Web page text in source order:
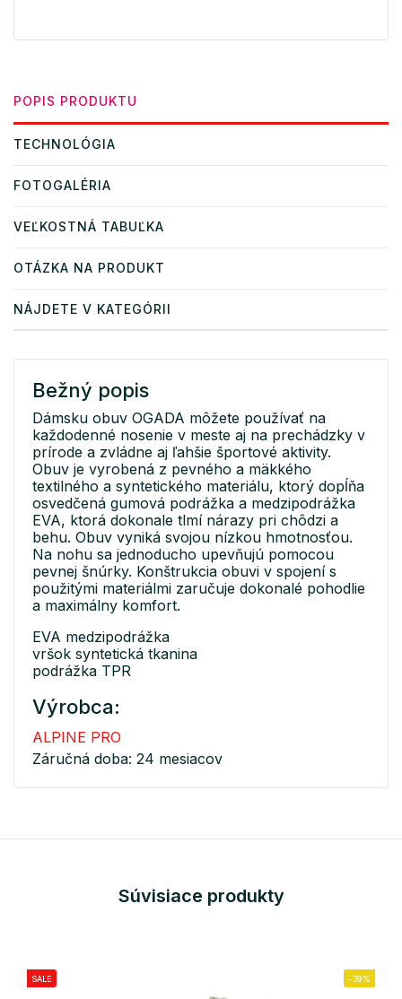
POPIS PRODUKTU
TECHNOLÓGIA
FOTOGALÉRIA
VEĽKOSTNÁ TABUĽKA
OTÁZKA NA PRODUKT
NÁJDETE V KATEGÓRII
Bežný popis
Dámsku obuv OGADA môžete používať na
každodenné nosenie v meste aj na prechádzky v
prírode a zvládne aj ľahšie športové aktivity.
Obuv je vyrobená z pevného a mäkkého
textilného a syntetického materiálu, ktorý dopĺňa
osvedčená gumová podrážka a medzipodrážka
EVA, ktorá dokonale tlmí nárazy pri chôdzi a
behu. Obuv vyniká svojou nízkou hmotnosťou.
Na nohu sa jednoducho upevňujú pomocou
pevnej šnúrky. Konštrukcia obuvi v spojení s
použitými materiálmi zaručuje dokonalé pohodlie
a maximálny komfort.
EVA medzipodrážka
vršok syntetická tkanina
podrážka TPR
Výrobca:
ALPINE PRO
Záručná doba: 24 mesiacov
Súvisiace produkty
SALE -39%